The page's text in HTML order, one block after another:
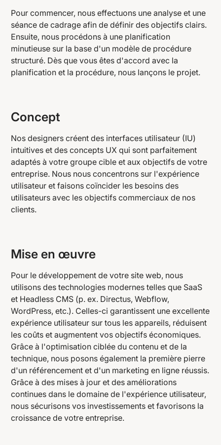
Pour commencer, nous effectuons une analyse et une
séance de cadrage afin de définir des objectifs clairs.
Ensuite, nous procédons à une planification
minutieuse sur la base d'un modèle de procédure
structuré. Dès que vous êtes d'accord avec la
planification et la procédure, nous lançons le projet.
Concept
Nos designers créent des interfaces utilisateur (IU)
intuitives et des concepts UX qui sont parfaitement
adaptés à votre groupe cible et aux objectifs de votre
entreprise. Nous nous concentrons sur l'expérience
utilisateur et faisons coïncider les besoins des
utilisateurs avec les objectifs commerciaux de nos
clients.
Mise en œuvre
Pour le développement de votre site web, nous
utilisons des technologies modernes telles que SaaS
et Headless CMS (p. ex. Directus, Webflow,
WordPress, etc.). Celles-ci garantissent une excellente
expérience utilisateur sur tous les appareils, réduisent
les coûts et augmentent vos objectifs économiques.
Grâce à l'optimisation ciblée du contenu et de la
technique, nous posons également la première pierre
d'un référencement et d'un marketing en ligne réussis.
Grâce à des mises à jour et des améliorations
continues dans le domaine de l'expérience utilisateur,
nous sécurisons vos investissements et favorisons la
croissance de votre entreprise.